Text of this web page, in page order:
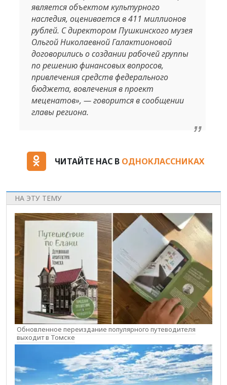
является объектом культурного
наследия, оценивается в 411 миллионов
рублей. С директором Пушкинского музея
Ольгой Николаевной Галактионовой
договорились о создании рабочей группы
по решению финансовых вопросов,
привлечения средств федерального
бюджета, вовлечения в проект
меценатов», — говорится в сообщении
главы региона.
ЧИТАЙТЕ НАС В ОДНОКЛАССНИКАХ
НА ЭТУ ТЕМУ
Обновленное переиздание популярного путеводителя
выходит в Томске